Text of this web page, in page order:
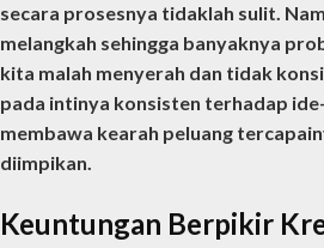
secara prosesnya tidaklah sulit.
melangkah sehingga banyaknya
kita malah menyerah dan tidak
pada intinya konsisten terhadap
membawa kearah peluang
diimpikan.
Keuntungan Berpikir